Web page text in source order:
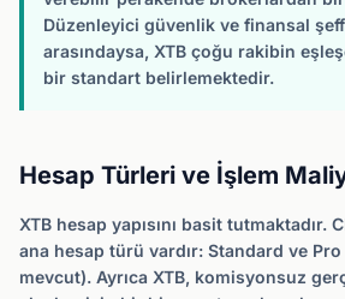
Düzenleyici güvenlik ve finansal
arasındaysa, XTB çoğu rakibin
bir standart belirlemektedir.
Hesap Türleri ve İşlem
XTB hesap yapısını basit tutmaktadır.
ana hesap türü vardır: Standard ve
mevcut). Ayrıca XTB, komisyonsuz